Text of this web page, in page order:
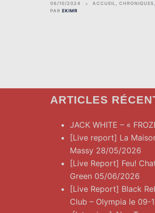
06/10/2024 ACCUEIL CHRONIQUES
PAR EKIMR
ARTICLES
JACK WHITE – «
[Live report] La
Massy 28/05/2026
[Live Report] Feu!
Green 05/06/2026
[Live Report] Black
Club – Olympia le 09-